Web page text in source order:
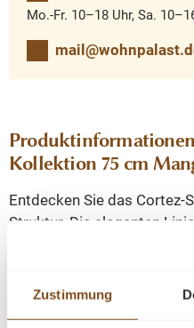
Zustimmung
Mo.-Fr. 10–18 Uhr, Sa.
Kollektion 75 cm
Entdecken Sie das Cortez-
Struktur. Die eleganten
minimalistisches und